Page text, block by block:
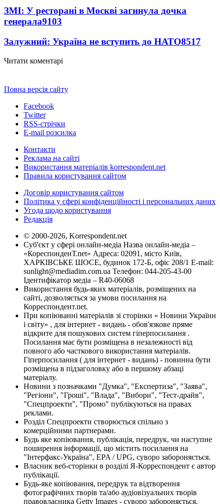
ЗМІ: У ресторані в Москві загинула дочка
генерала9103
Залужний: Україна не вступить до НАТО8517
Читати коментарі
Повна версія сайту
Facebook
Twitter
RSS-стрічки
E-mail розсилка
Контакти
Реклама на сайті
Використання матеріалів korrespondent.net
Правила користування сайтом
Договір користування сайтом
Політика у сфері конфіденційності і персональних даних
Угода щодо користування
Редакція
© 2000-2026, Korrespondent.net
Суб'єкт у сфері онлайн-медіа Назва онлайн-медіа –
«КореспонденТ.net» Адреса: 02091, місто Київ,
ХАРКІВСЬКЕ ШОСЕ, будинок 172-Б, офіс 208/1 E-mail:
sunlight@mediadim.com.ua Телефон: 044-205-43-00
Ідентифікатор медіа – R40-06068
Використання будь-яких матеріалів, розміщених на
сайті, дозволяється за умови посилання на
Корреспондент.net.
При копіюванні матеріалів зі сторінки « Новини України
і світу» , для інтернет - видань - обов'язкове пряме
відкрите для пошукових систем гіперпосилання .
Посилання має бути розміщена в незалежності від
повного або часткового використання матеріалів.
Гіперпосилання ( для інтернет - видань) - повинна бути
розміщена в підзаголовку або в першому абзаці
матеріалу.
Новини з позначками "Думка", "Експертиза", "Заява",
"Регіони", "Гроші", "Влада", "Вибори", "Тест-драйв",
"Спецпроекти", "Промо" публікуються на правах
реклами.
Розділ Спецпроекти створюється спільно з
комерційними партнерами.
Будь яке копіювання, публікація, передрук, чи наступне
поширення інформації, що містить посилання на
"Інтерфакс-Україна", EPA / UPG, суворо забороняється.
Власник веб-сторінки в розділі Я-Корреспондент є автор
публікації.
Будь-яке копіювання, передрук та відтворення
фотографічних творів та/або аудіовізуальних творів
правовласника Getty Images - суворо забороняється.